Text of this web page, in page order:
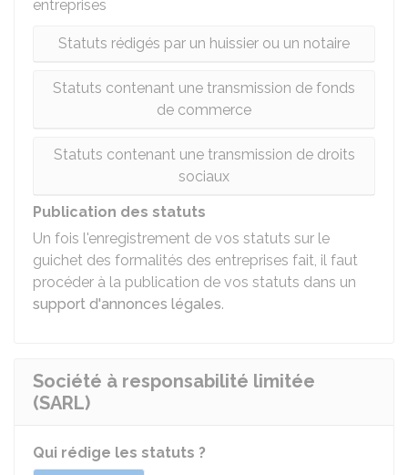
entreprises
Statuts rédigés par un huissier ou un notaire
Statuts contenant une transmission de fonds
de commerce
Statuts contenant une transmission de droits
sociaux
Publication des statuts
Un fois l'enregistrement de vos statuts sur le
guichet des formalités des entreprises fait, il faut
procéder à la publication de vos statuts dans un
support d'annonces légales.
Société à responsabilité limitée
(SARL)
Qui rédige les statuts ?